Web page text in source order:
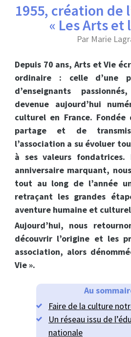
1955, création de
« Les Arts et
Par Marie
Depuis 70 ans, Arts et Vie
ordinaire : celle d’une
d’enseignants
devenue aujourd’hui
culturel en France.
partage et de
l’association a su évoluer
à ses valeurs fondatrices.
anniversaire marquant,
tout au long de l’année
retraçant les grandes
aventure humaine et
Aujourd’hui, nous
découvrir l’origine et les
association, alors
Vie ».
Au
Faire de la culture
Un réseau issu de
nationale